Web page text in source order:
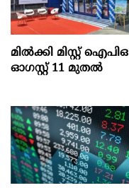
മില്‍ക്കി മിസ്റ്റ്‌ ഐപിഒ
ഓഗസ്റ്റ്‌ 11 മുതല്‍